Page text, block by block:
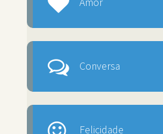
Amor
Conversa
Felicidade